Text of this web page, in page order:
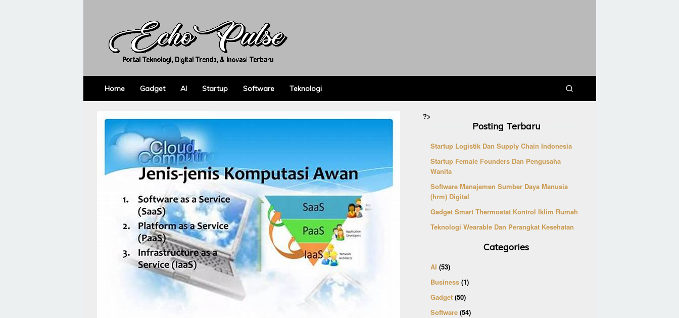
Home Gadget AI Startup Software Teknologi
?>
Posting Terbaru
Startup Logistik Dan Supply Chain Indonesia
Startup Female Founders Dan Pengusaha
Wanita
Software Manajemen Sumber Daya Manusia
(hrm) Digital
Gadget Smart Thermostat Kontrol Iklim Rumah
Teknologi Wearable Dan Perangkat Kesehatan
Categories
AI (53)
Business (1)
Gadget (50)
Software (54)